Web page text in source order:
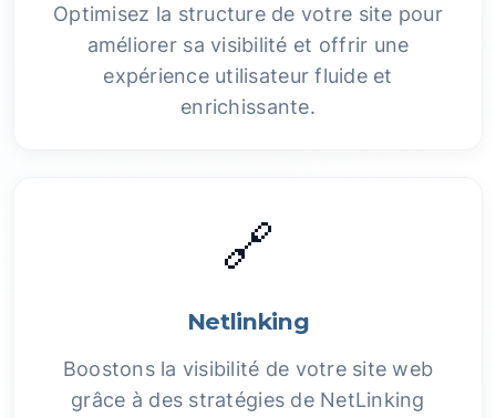
Optimisez la structure de votre site pour
améliorer sa visibilité et offrir une
expérience utilisateur fluide et
enrichissante.
🔗
Netlinking
Boostons la visibilité de votre site web
grâce à des stratégies de NetLinking